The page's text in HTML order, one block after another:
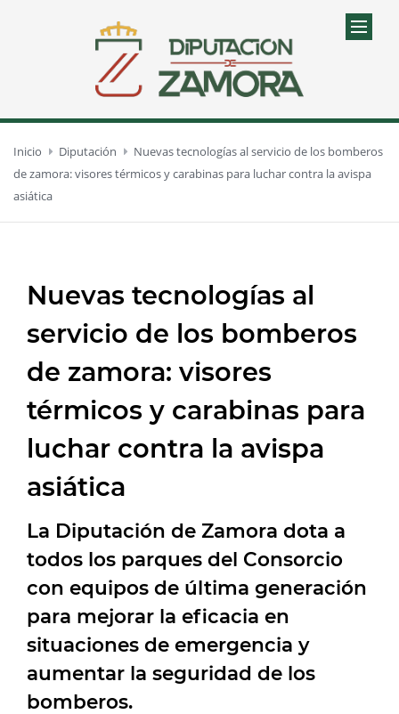
Inicio Diputación
Nuevas tecnologías al servicio de los bomberos
de zamora: visores térmicos y carabinas para luchar contra la avispa
asiática
Nuevas tecnologías al
servicio de los bomberos
de zamora: visores
térmicos y carabinas para
luchar contra la avispa
asiática
La Diputación de Zamora dota a
todos los parques del Consorcio
con equipos de última generación
para mejorar la eficacia en
situaciones de emergencia y
aumentar la seguridad de los
bomberos.